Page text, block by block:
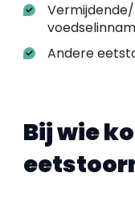
Andere
Bij wie